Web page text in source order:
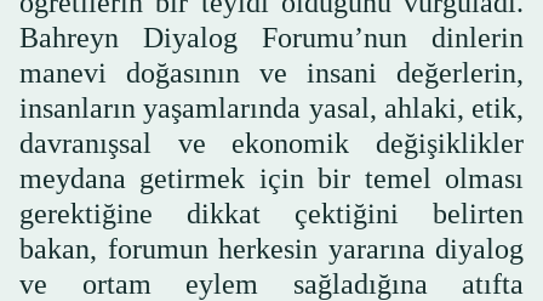
Bahreyn Diyalog Forumu’nun dinlerin
manevi doğasının ve insani değerlerin,
insanların yaşamlarında yasal, ahlaki, etik,
davranışsal ve ekonomik değişiklikler
meydana getirmek için bir temel olması
gerektiğine dikkat çektiğini belirten
bakan, forumun herkesin yararına diyalog
ve ortam eylem sağladığına atıfta